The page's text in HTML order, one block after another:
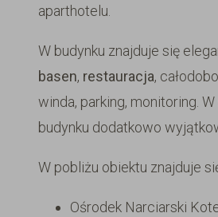
aparthotelu.
W budynku znajduje się
basen, restauracja,
winda, parking, monitoring.
budynku dodatkowo
W pobliżu obiektu znajduje
Ośrodek Narciarski